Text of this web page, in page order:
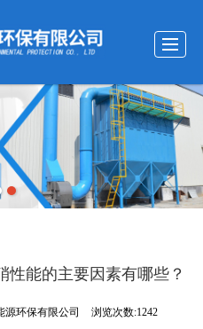
现场案例 视频中心 留言反馈 联系我们
性能的主要因素有哪些？
源环保有限公司 浏览次数:1242